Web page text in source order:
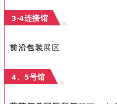
3-4连接馆
前沿包装展区
4、5号馆